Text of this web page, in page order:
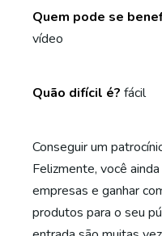
Quem pode se
vídeo
Quão difícil é? fácil
Conseguir um
Felizmente, você
empresas e ganhar
produtos para o seu